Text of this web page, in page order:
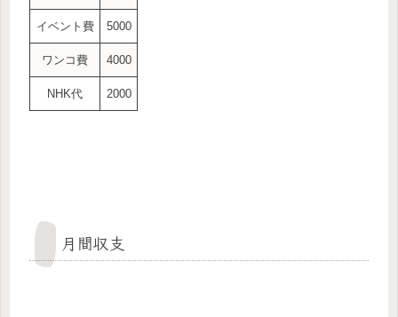
イベント費 5000
ワンコ費 4000
NHK代 2000
月間収支